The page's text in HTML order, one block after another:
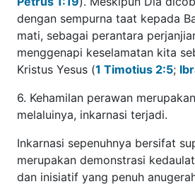
Inkarnasi sepenuhnya bersifat
merupakan demonstrasi kedaulatan
inisiatif yang penuh anugerah untuk
(Matius 1:18-25; Lukas 1:26-38 ).
adalah waktu dan alat yang
menambahkan natur manusia
kehamilan perawan, Allah Tritunggal
manusia untuk Putra, dan sebagai
kita benar-benar berjumpa dengan
bukan daging manusia yang